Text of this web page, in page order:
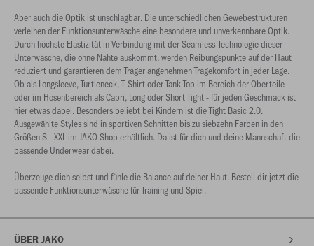
Aber auch die Optik ist unschlagbar. Die unterschiedlichen Gewebestrukturen
verleihen der Funktionsunterwäsche eine besondere und unverkennbare Optik.
Durch höchste Elastizität in Verbindung mit der Seamless-Technologie dieser
Unterwäsche, die ohne Nähte auskommt, werden Reibungspunkte auf der Haut
reduziert und garantieren dem Träger angenehmen Tragekomfort in jeder Lage.
Ob als Longsleeve, Turtleneck, T-Shirt oder Tank Top im Bereich der Oberteile
oder im Hosenbereich als Capri, Long oder Short Tight - für jeden Geschmack ist
hier etwas dabei. Besonders beliebt bei Kindern ist die Tight Basic 2.0.
Ausgewählte Styles sind in sportiven Schnitten bis zu siebzehn Farben in den
Größen S - XXL im JAKO Shop erhältlich. Da ist für dich und deine Mannschaft die
passende Underwear dabei.
Überzeuge dich selbst und fühle die Balance auf deiner Haut. Bestell dir jetzt die
passende Funktionsunterwäsche für Training und Spiel.
ÜBER JAKO